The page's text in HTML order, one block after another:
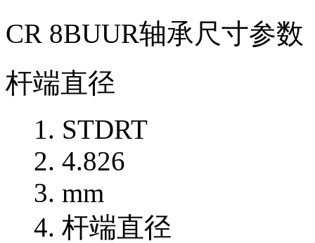
CR 8BUUR轴承尺寸参数
杆端直径
STDRT
4.826
mm
杆端直径